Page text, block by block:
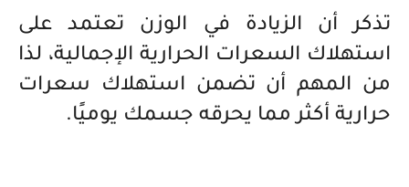
تذكر أن الزيادة في الوزن تعتمد على
استهلاك السعرات الحرارية الإجمالية، لذا
من المهم أن تضمن استهلاك سعرات
حرارية أكثر مما يحرقه جسمك يوميًا.